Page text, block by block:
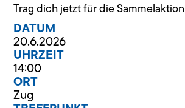
Trag dich jetzt für die
DATUM
20.6.2026
UHRZEIT
14:00
ORT
Zug